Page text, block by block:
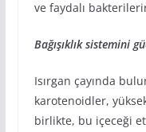
ve faydalı
Bağışıklık sistemini
Isırgan çayında
karotenoidler,
birlikte, bu içeceği